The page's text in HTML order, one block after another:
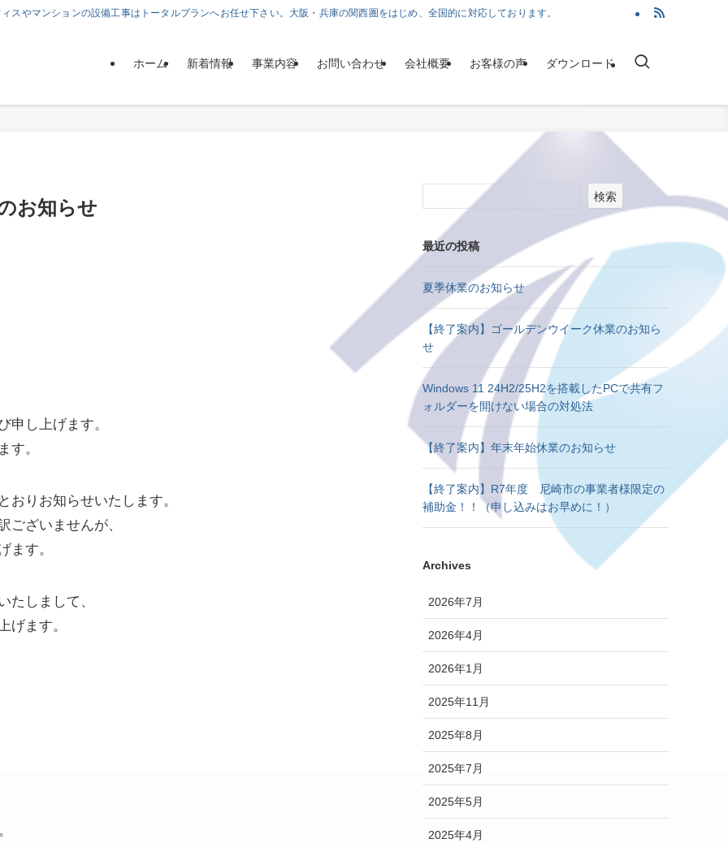
スやマンションの設備工事はトータルプランへお任せ下さい。大阪・兵庫の関西圏をはじめ、全国的に対応しております。
ホーム 新着情報 事業内容 お問い合わせ 会社概要 お客様の声 ダウンロード
お知らせ
し上げます。
す。
おりお知らせいたします。
ございませんが、
ます。
しまして、
げます。
検索
最近の投稿
夏季休業のお知らせ
【終了案内】ゴールデンウイーク休業のお知ら
せ
Windows 11 24H2/25H2を搭載したPCで共有フ
ォルダーを開けない場合の対処法
【終了案内】年末年始休業のお知らせ
【終了案内】R7年度 尼崎市の事業者様限定の
補助金！！（申し込みはお早めに！）
Archives
2026年7月
2026年4月
2026年1月
2025年11月
2025年8月
2025年7月
2025年5月
2025年4月